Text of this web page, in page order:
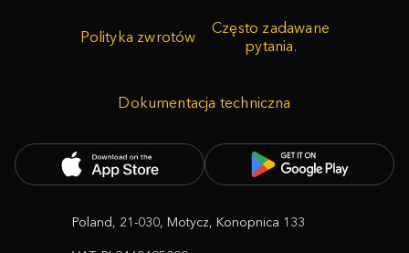
Polityka zwrotów
Często zadawane
pytania.
Dokumentacja techniczna
Poland, 21-030, Motycz, Konopnica 133